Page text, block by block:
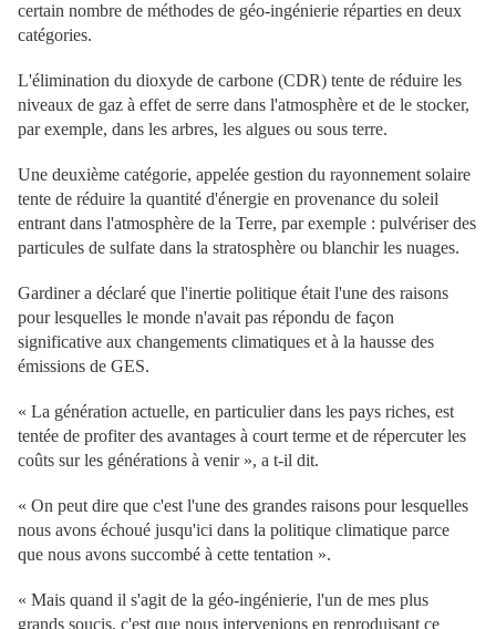
certain nombre de méthodes de géo-ingénierie réparties en deux
catégories.
L'élimination du dioxyde de carbone (CDR) tente de réduire les
niveaux de gaz à effet de serre dans l'atmosphère et de le stocker,
par exemple, dans les arbres, les algues ou sous terre.
Une deuxième catégorie, appelée gestion du rayonnement solaire
tente de réduire la quantité d'énergie en provenance du soleil
entrant dans l'atmosphère de la Terre, par exemple : pulvériser des
particules de sulfate dans la stratosphère ou blanchir les nuages​​.
Gardiner a déclaré que l'inertie politique était l'une des raisons
pour lesquelles le monde n'avait pas répondu de façon
significative aux changements climatiques et à la hausse des
émissions de GES.
« La génération actuelle, en particulier dans les pays riches, est
tentée de profiter des avantages à court terme et de répercuter les
coûts sur les générations à venir », a t-il dit.
« On peut dire que c'est l'une des grandes raisons pour lesquelles
nous avons échoué jusqu'ici dans la politique climatique parce
que nous avons succombé à cette tentation ».
« Mais quand il s'agit de la géo-ingénierie, l'un de mes plus
grands soucis, c'est que nous intervenions en reproduisant ce